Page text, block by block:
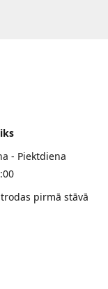
- Piektdiena
pirmā stāvā